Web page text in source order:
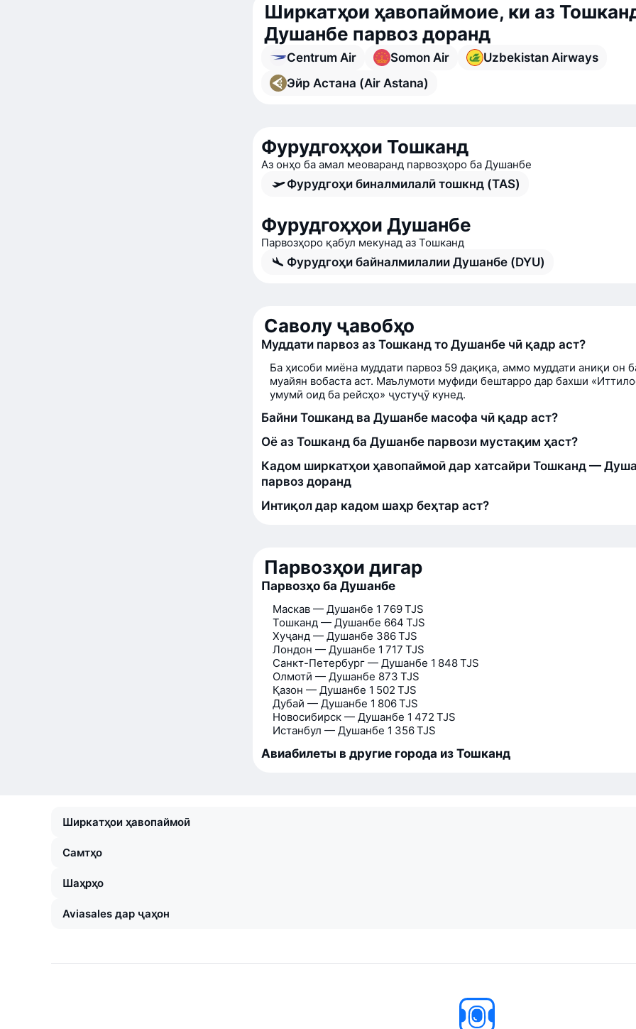
Ширкатҳои ҳавопаймоие, ки аз
Душанбе парвоз доранд
Centrum Air Somon Air
Uzbekistan Airways
Эйр Астана (Air Astana)
Фурудгоҳҳои Тошканд
Аз онҳо ба амал меоваранд парвозҳоро ба Душанбе
Фурудгоҳи биналмилалӣ тошкнд (TAS)
Фурудгоҳҳои Душанбе
Парвозҳоро қабул мекунад аз Тошканд
Фурудгоҳи байналмилалии Душанбе (DYU)
Саволу ҷавобҳо
Муддати парвоз аз Тошканд то Душанбе чӣ қадр аст?
Ба ҳисоби миёна муддати парвоз 59 дақиқа, аммо муддати аниқи он
муайян вобаста аст. Маълумоти муфиди бештарро дар бахши
умумӣ оид ба рейсҳо» ҷустуҷӯ кунед.
Байни Тошканд ва Душанбе масофа чӣ қадр аст?
Оё аз Тошканд ба Душанбе парвози мустақим ҳаст?
Кадом ширкатҳои ҳавопаймоӣ дар хатсайри Тошканд —
парвоз доранд
Интиқол дар кадом шаҳр беҳтар аст?
Парвозҳои дигар
Парвозҳо ба Душанбе
Маскав — Душанбе 1 769 TJS
Тошканд — Душанбе 664 TJS
Хуҷанд — Душанбе 386 TJS
Лондон — Душанбе 1 717 TJS
Санкт-Петербург — Душанбе 1 848 TJS
Олмотӣ — Душанбе 873 TJS
Қазон — Душанбе 1 502 TJS
Дубай — Душанбе 1 806 TJS
Новосибирск — Душанбе 1 472 TJS
Истанбул — Душанбе 1 356 TJS
Авиабилеты в другие города из Тошканд
Ширкатҳои ҳавопаймоӣ
Самтҳо
Шаҳрҳо
Aviasales дар ҷаҳон